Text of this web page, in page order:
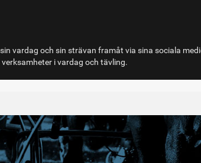
vardag och sin strävan framåt via sina sociala
i vardag och tävling.